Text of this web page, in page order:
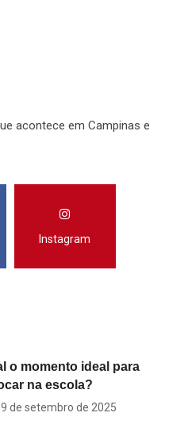
acontece em Campinas e
Instagram
o momento ideal para
na escola?
de setembro de 2025